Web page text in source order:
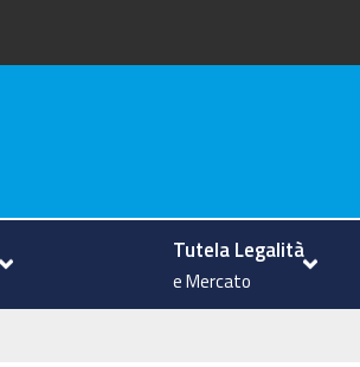
Tutela Legalità
e Mercato